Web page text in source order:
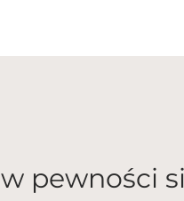
pewności